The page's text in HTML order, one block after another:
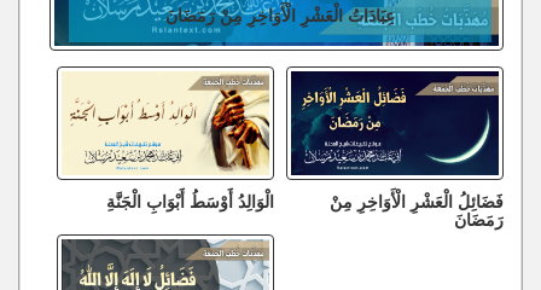
عِبَادَاتُ الْعَشْرِ الْأَوَاخِرِ مِنْ رَمَضَانَ
فَضَائِلُ الْعَشْرِ الْأَوَاخِرِ مِنْ
رَمَضَانَ
الْوَالِدُ أَوْسَطُ أَبْوَابِ الْجَنَّةِ